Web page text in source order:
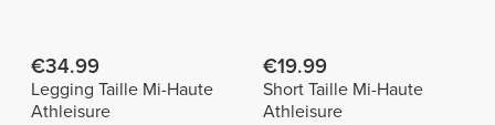
€34.99
Legging Taille Mi-Haute
Athleisure
€19.99
Short Taille Mi-Haute
Athleisure